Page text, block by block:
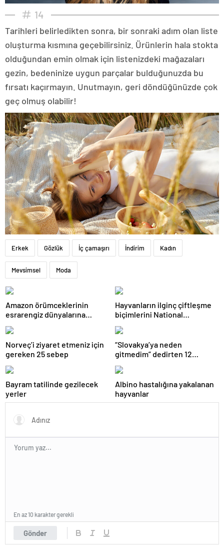
14
Tarihleri belirledikten sonra, bir sonraki adım olan liste
oluşturma kısmına geçebilirsiniz. Ürünlerin hala stokta
olduğundan emin olmak için listenizdeki mağazaları
gezin, bedeninize uygun parçalar bulduğunuzda bu
fırsatı kaçırmayın. Unutmayın, geri döndüğünüzde çok
geç olmuş olabilir!
Erkek Gözlük İç çamaşırı İndirim Kadın
Mevsimsel Moda
Amazon örümceklerinin
esrarengiz dünyalarına
Hayvanların ilginç çiftleşme
biçimlerini National
Norveç’i ziyaret etmeniz için
gereken 25 sebep
“Slovakya’ya neden
gitmedim” dedirten 12
Bayram tatilinde gezilecek
yerler
Albino hastalığına yakalanan
hayvanlar
Gönder
En az 10 karakter gerekli